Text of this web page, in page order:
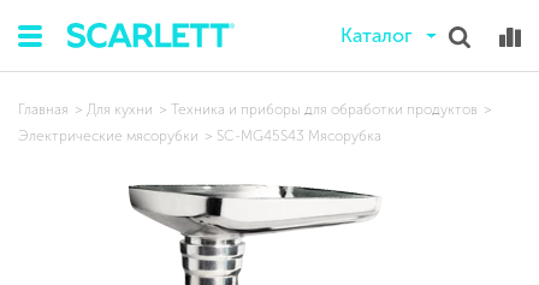
Каталог
Главная Для кухни
Техника и приборы для обработки продуктов
Электрические мясорубки
SC-MG45S43 Мясорубка